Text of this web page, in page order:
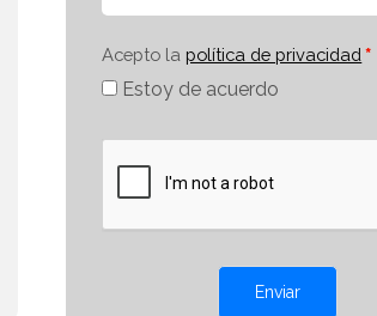
Acepto la política de privacidad
Estoy de acuerdo
Enviar